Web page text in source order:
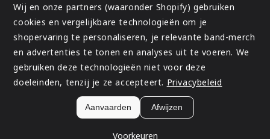
België | EUR €
Betaalmethoden
Rockwinkel Terugbetalingsbeleid
Wij en onze partners (waaronder Shopify) gebruiken
cookies en vergelijkbare technologieën om je
shopervaring te personaliseren, je relevante band-merch
en advertenties te tonen en analyses uit te voeren. We
gebruiken deze technologieën niet voor deze
doeleinden, tenzij je ze accepteert. Privacybeleid
Aanvaarden Afwijzen
Voorkeuren